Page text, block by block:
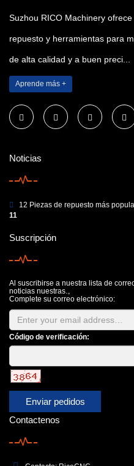
Suzhou RICO Machinery
repuesto y herramientas para
de alta calidad y a buen preci...
Aprende más +
Noticias
12 Piezas de repuesto más
11
Suscripción
Al suscribirse a nuestra lista de
noticias nuestras.。
Complete su correo electrónico:
Código de verificación:
Enviar pedidos
Contactenos